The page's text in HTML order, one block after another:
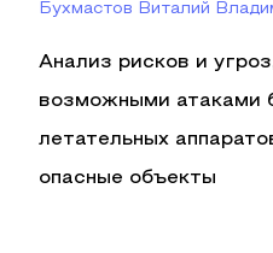
Бухмастов Виталий
Анализ рисков и
возможными атаками
летательных
опасные объекты